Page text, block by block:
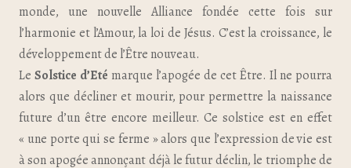
monde, une nouvelle Alliance fondée cette fois sur
l’harmonie et l’Amour, la loi de Jésus. C’est la croissance, le
développement de l’Être nouveau.
Le Solstice d’Eté marque l’apogée de cet Être. Il ne pourra
alors que décliner et mourir, pour permettre la naissance
future d’un être encore meilleur. Ce solstice est en effet
« une porte qui se ferme » alors que l’expression de vie est
à son apogée annonçant déjà le futur déclin, le triomphe de